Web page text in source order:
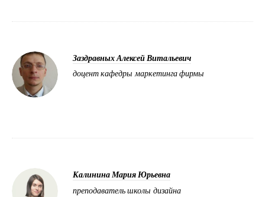
Заздравных Алексей Витальевич
доцент кафедры маркетинга фирмы
Калинина Мария Юрьевна
преподаватель школы дизайна